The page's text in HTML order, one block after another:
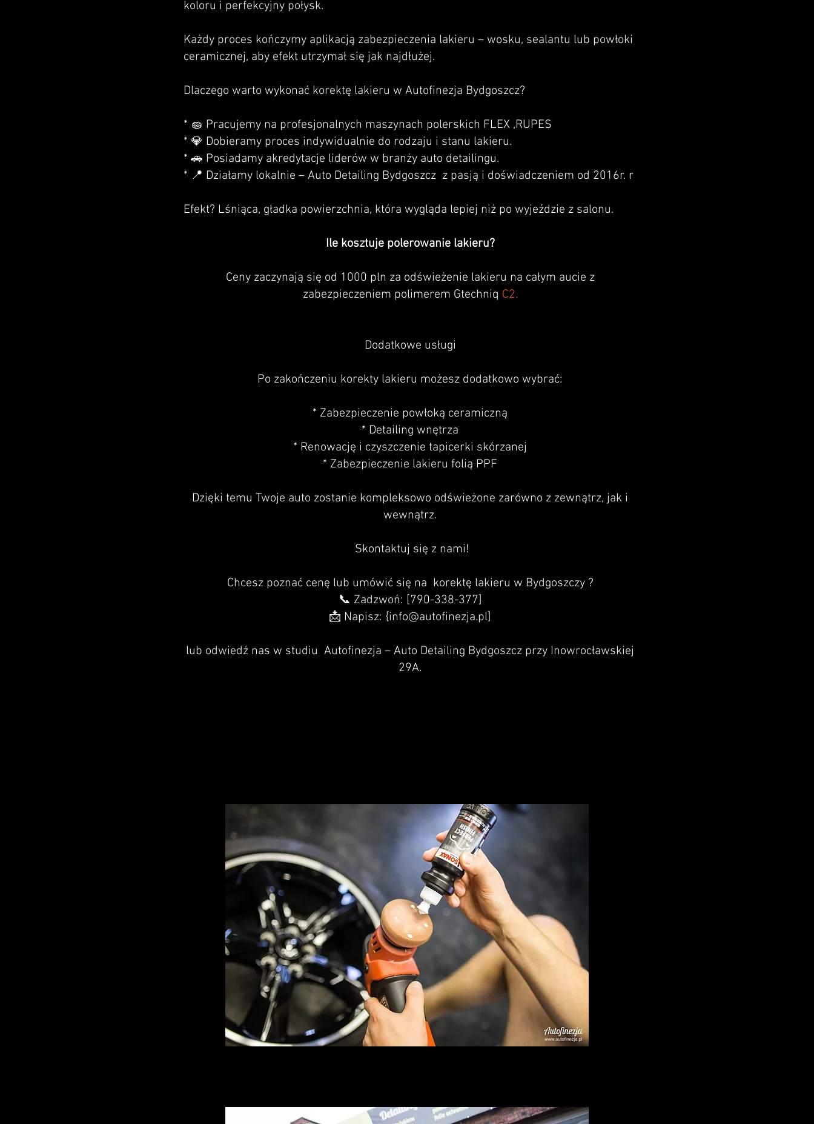
koloru i perfekcyjny połysk.
Każdy proces kończymy aplikacją zabezpieczenia lakieru – wosku, sealantu lub powłoki
ceramicznej, aby efekt utrzymał się jak najdłużej.
Dlaczego warto wykonać korektę lakieru w Autofinezja Bydgoszcz?
* 🧽 Pracujemy na profesjonalnych maszynach polerskich FLEX ,RUPES
* 💎 Dobieramy proces indywidualnie do rodzaju i stanu lakieru.
* 🚗 Posiadamy akredytacje liderów w branży auto detailingu.
* 📍 Działamy lokalnie – Auto Detailing Bydgoszcz z pasją i doświadczeniem od 2016r. r
Efekt? Lśniąca, gładka powierzchnia, która wygląda lepiej niż po wyjeździe z salonu.
Ile kosztuje polerowanie lakieru?
Ceny zaczynają się od 1000 pln za odświeżenie lakieru na całym aucie z
zabezpieczeniem polimerem Gtechniq C2.
Dodatkowe usługi
Po zakończeniu korekty lakieru możesz dodatkowo wybrać:
* Zabezpieczenie powłoką ceramiczną
* Detailing wnętrza
* Renowację i czyszczenie tapicerki skórzanej
* Zabezpieczenie lakieru folią PPF
Dzięki temu Twoje auto zostanie kompleksowo odświeżone zarówno z zewnątrz, jak i
wewnątrz.
Skontaktuj się z nami!
Chcesz poznać cenę lub umówić się na korektę lakieru w Bydgoszczy ?
📞 Zadzwoń: [790-338-377]
📩 Napisz: {info@autofinezja.pl]
lub odwiedź nas w studiu Autofinezja – Auto Detailing Bydgoszcz przy Inowrocławskiej
29A.